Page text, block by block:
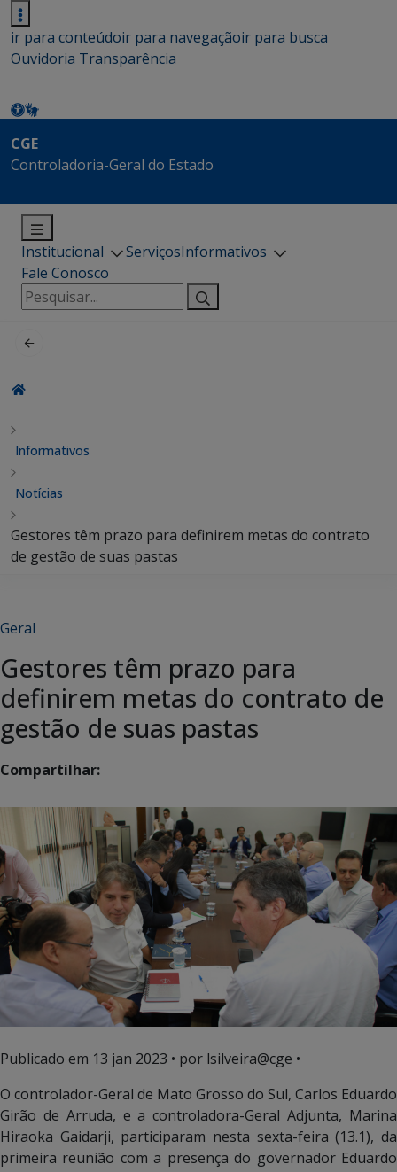
ir para conteúdoir para navegaçãoir para busca
Ouvidoria Transparência
CGE
Controladoria-Geral do Estado
Institucional ServiçosInformativos
Fale Conosco
Pesquisar
por:
Informativos
Notícias
Gestores têm prazo para definirem metas do contrato
de gestão de suas pastas
Geral
Gestores têm prazo para
definirem metas do contrato de
gestão de suas pastas
Compartilhar:
Publicado em 13 jan 2023 • por lsilveira@cge •
O controlador-Geral de Mato Grosso do Sul, Carlos Eduardo
Girão de Arruda, e a controladora-Geral Adjunta, Marina
Hiraoka Gaidarji, participaram nesta sexta-feira (13.1), da
primeira reunião com a presença do governador Eduardo